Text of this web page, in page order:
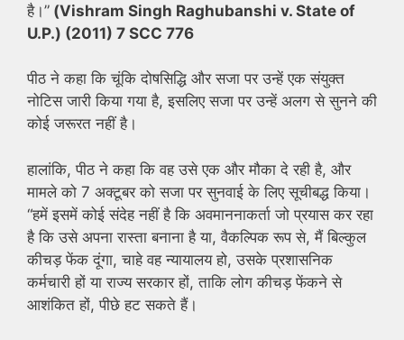
है।” (Vishram Singh Raghubanshi v. State of
U.P.) (2011) 7 SCC 776
पीठ ने कहा कि चूंकि दोषसिद्धि और सजा पर उन्हें एक संयुक्त
नोटिस जारी किया गया है, इसलिए सजा पर उन्हें अलग से सुनने की
कोई जरूरत नहीं है।
हालांकि, पीठ ने कहा कि वह उसे एक और मौका दे रही है, और
मामले को 7 अक्टूबर को सजा पर सुनवाई के लिए सूचीबद्ध किया।
“हमें इसमें कोई संदेह नहीं है कि अवमाननाकर्ता जो प्रयास कर रहा
है कि उसे अपना रास्ता बनाना है या, वैकल्पिक रूप से, मैं बिल्कुल
कीचड़ फेंक दूंगा, चाहे वह न्यायालय हो, उसके प्रशासनिक
कर्मचारी हों या राज्य सरकार हों, ताकि लोग कीचड़ फेंकने से
आशंकित हों, पीछे हट सकते हैं।